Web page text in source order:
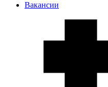
Вакансии